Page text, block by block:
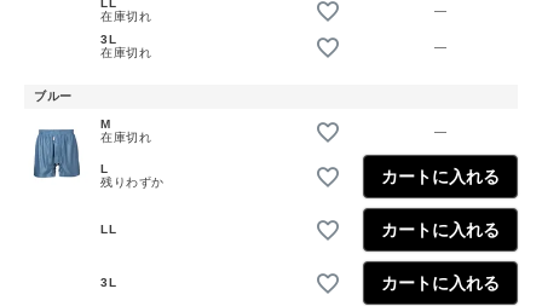
在庫切れ
—
3L
在庫切れ
—
ブルー
M
在庫切れ
—
L
残りわずか
カートに入れる
LL カートに入れる
3L カートに入れる